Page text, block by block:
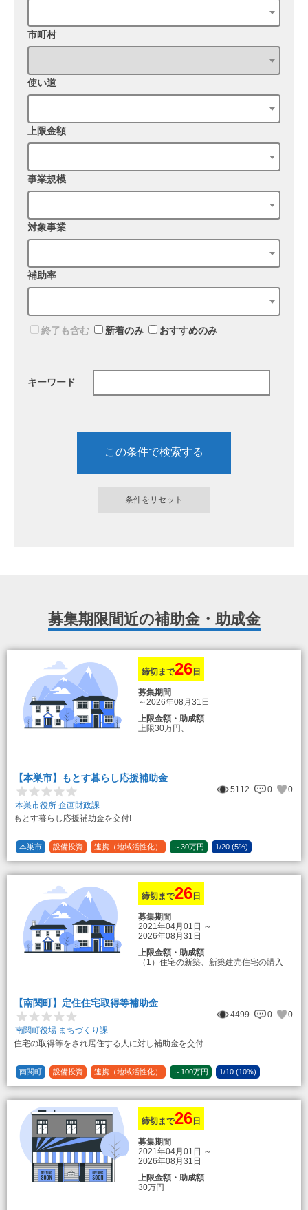
市町村
使い道
上限金額
事業規模
対象事業
補助率
終了も含む 新着のみ おすすめのみ
キーワード
募集期限間近の補助金・助成金
締切まで26日
募集期間
～2026年08月31日
上限金額・助成額
上限30万円、
【本巣市】もとす暮らし応援補助金
5112 0
0
本巣市役所 企画財政課
もとす暮らし応援補助金を交付!
本巣市 設備投資 連携（地域活性化） ～30万円 1/20 (5%)
締切まで26 日
募集期間
2021年04月01日 ～
2026年08月31日
上限金額・助成額
（1）住宅の新築、新築建売住宅の購入
（2）中古住宅の購入 25万円
登録事業者利用の場合25万円加算（25
（3）住宅リフォーム 経費の20％の額
登録事業者利用の場合、経費の10%の
額を加算（限度額25万円） （最大で50万
円＋25万円加算＝75万円）
【南関町】定住住宅取得等補助金
4499 0
0
南関町役場 まちづくり課
住宅の取得等をされ居住する人に対し補助金を交付
南関町 設備投資 連携（地域活性化） ～100万円
1/10 (10%)
1/5 (20%)
定額
締切まで26 日
募集期間
2021年04月01日 ～
2026年08月31日
上限金額・助成額
30万円